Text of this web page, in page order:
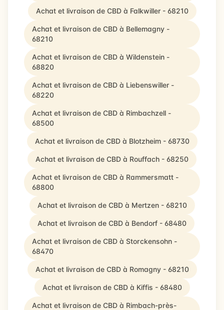
Achat et livraison de CBD à Falkwiller - 68210
Achat et livraison de CBD à Bellemagny -
68210
Achat et livraison de CBD à Wildenstein -
68820
Achat et livraison de CBD à Liebenswiller -
68220
Achat et livraison de CBD à Rimbachzell -
68500
Achat et livraison de CBD à Blotzheim - 68730
Achat et livraison de CBD à Rouffach - 68250
Achat et livraison de CBD à Rammersmatt -
68800
Achat et livraison de CBD à Mertzen - 68210
Achat et livraison de CBD à Bendorf - 68480
Achat et livraison de CBD à Storckensohn -
68470
Achat et livraison de CBD à Romagny - 68210
Achat et livraison de CBD à Kiffis - 68480
Achat et livraison de CBD à Rimbach-près-